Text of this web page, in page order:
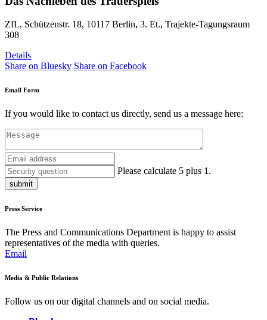
ZfL, Schützenstr. 18, 10117 Berlin, 3. Et., Trajekte-Tagungsraum
308
Details
Share on Bluesky Share on Facebook
Email Form
If you would like to contact us directly, send us a message here:
Please calculate 5 plus 1.
submit
Press Service
The Press and Communications Department is happy to assist
representatives of the media with queries.
Email
Media & Public Relations
Follow us on our digital channels and on social media.